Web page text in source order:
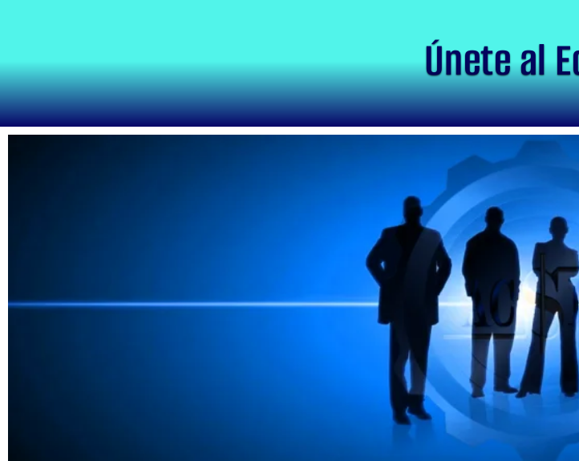
Únete al